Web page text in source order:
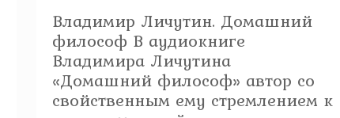
Владимир Личутин. Домашний
философ В аудиокниге
Владимира Личутина
«Домашний философ» автор со
свойственным ему стремлением к